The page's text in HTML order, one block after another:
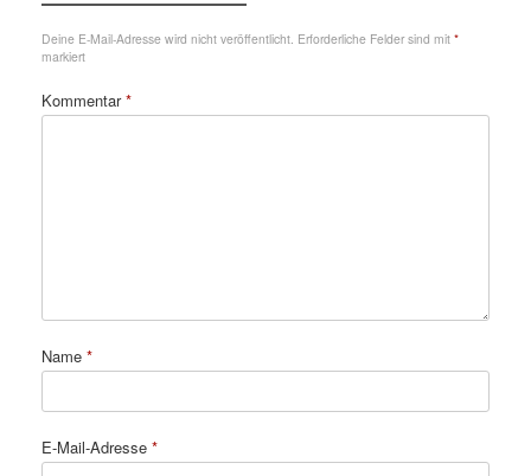
Deine E-Mail-Adresse wird nicht veröffentlicht. Erforderliche Felder sind mit *
markiert
Kommentar*
Name *
E-Mail-Adresse *